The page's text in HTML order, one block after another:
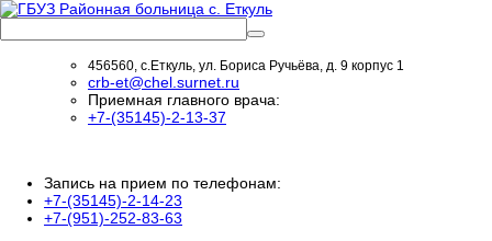
456560, с.Еткуль, ул. Бориса Ручьёва, д. 9 корпус 1
crb-et@chel.surnet.ru
Приемная главного врача:
+7-(35145)-2-13-37
Запись на прием по телефонам:
+7-(35145)-2-14-23
+7-(951)-252-83-63